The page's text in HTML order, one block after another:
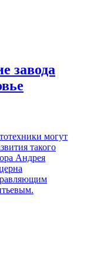
завода
могут
такого
Андрея